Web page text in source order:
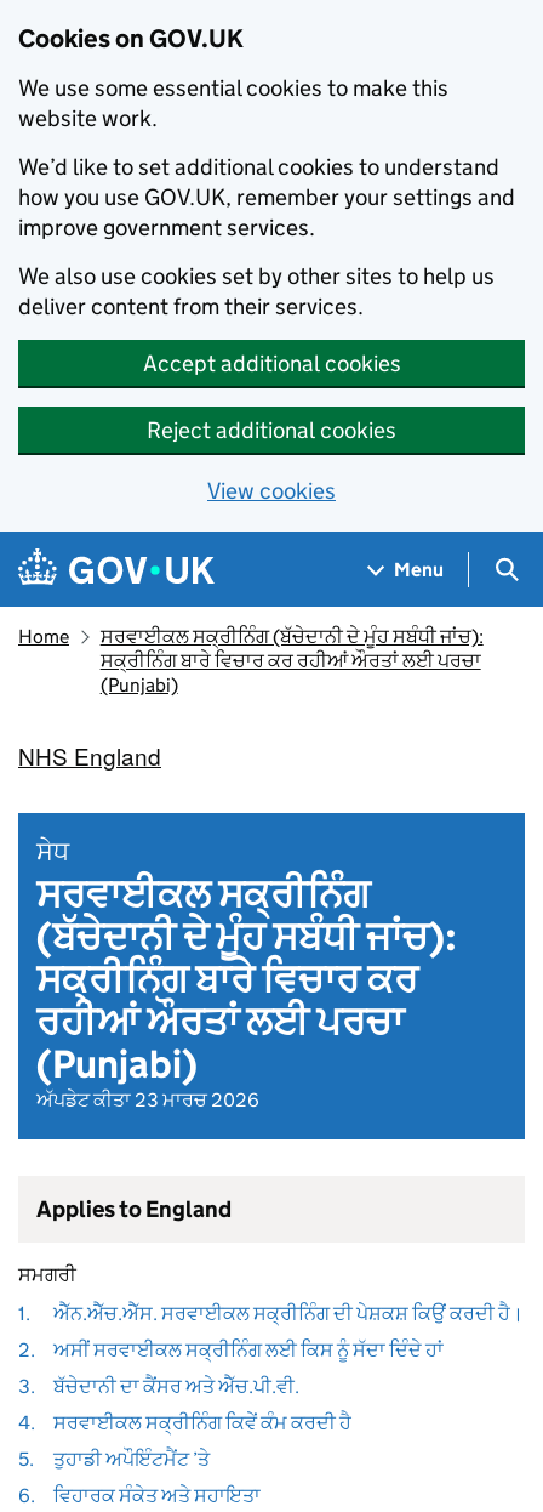
Cookies on GOV.UK
We use some essential cookies to make this
website work.
We’d like to set additional cookies to understand
how you use GOV.UK, remember your settings and
improve government services.
We also use cookies set by other sites to help us
deliver content from their services.
Accept additional cookies
Reject additional cookies
View cookies
Skip to main content
Navigation menu
Menu
Home
ਸਰਵਾਈਕਲ ਸਕ੍ਰੀਨਿੰਗ (ਬੱਚੇਦਾਨੀ ਦੇ ਮੂੰਹ ਸਬੰਧੀ ਜਾਂਚ):
ਸਕ੍ਰੀਨਿੰਗ ਬਾਰੇ ਵਿਚਾਰ ਕਰ ਰਹੀਆਂ ਔਰਤਾਂ ਲਈ ਪਰਚਾ
(Punjabi)
NHS England
ਸੇਧ
ਸਰਵਾਈਕਲ ਸਕ੍ਰੀਨਿੰਗ
(ਬੱਚੇਦਾਨੀ ਦੇ ਮੂੰਹ ਸਬੰਧੀ ਜਾਂਚ):
ਸਕ੍ਰੀਨਿੰਗ ਬਾਰੇ ਵਿਚਾਰ ਕਰ
ਰਹੀਆਂ ਔਰਤਾਂ ਲਈ ਪਰਚਾ
(Punjabi)
ਅੱਪਡੇਟ ਕੀਤਾ 23 ਮਾਰਚ 2026
Applies to England
ਸਮਗਰੀ
1.
ਐੱਨ.ਐੱਚ.ਐੱਸ. ਸਰਵਾਈਕਲ ਸਕ੍ਰੀਨਿੰਗ ਦੀ ਪੇਸ਼ਕਸ਼ ਕਿਉਂ ਕਰਦੀ ਹੈ।
2.
ਅਸੀਂ ਸਰਵਾਈਕਲ ਸਕ੍ਰੀਨਿੰਗ ਲਈ ਕਿਸ ਨੂੰ ਸੱਦਾ ਦਿੰਦੇ ਹਾਂ
3.
ਬੱਚੇਦਾਨੀ ਦਾ ਕੈਂਸਰ ਅਤੇ ਐੱਚ.ਪੀ.ਵੀ.
4.
ਸਰਵਾਈਕਲ ਸਕ੍ਰੀਨਿੰਗ ਕਿਵੇਂ ਕੰਮ ਕਰਦੀ ਹੈ
5.
ਤੁਹਾਡੀ ਅਪੌਇੰਟਮੈਂਟ ’ਤੇ
6.
ਵਿਹਾਰਕ ਸੰਕੇਤ ਅਤੇ ਸਹਾਇਤਾ